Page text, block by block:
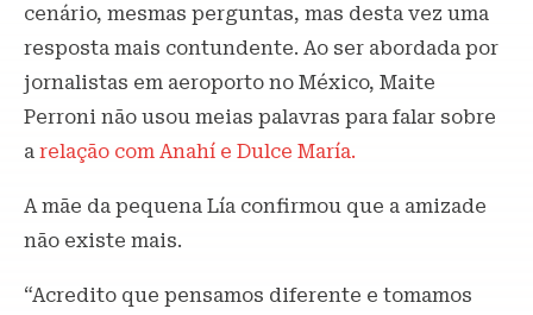
cenário, mesmas perguntas, mas desta vez uma
resposta mais contundente. Ao ser abordada por
jornalistas em aeroporto no México, Maite
Perroni não usou meias palavras para falar sobre
a relação com Anahí e Dulce María.
A mãe da pequena Lía confirmou que a amizade
não existe mais.
“Acredito que pensamos diferente e tomamos